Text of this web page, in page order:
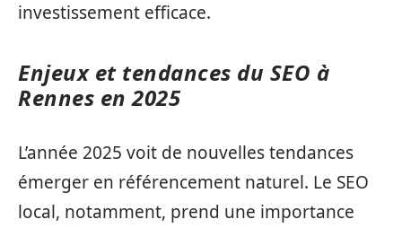
investissement efficace.
Enjeux et tendances du SEO à
Rennes en 2025
L’année 2025 voit de nouvelles tendances
émerger en référencement naturel. Le SEO
local, notamment, prend une importance